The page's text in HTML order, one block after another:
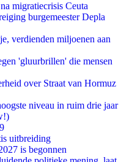
migratiecrisis Ceuta
burgemeester Depla
verdienden miljoenen aan
'gluurbrillen' die mensen
over Straat van Hormuz
niveau in ruim drie jaar
uitbreiding
is begonnen